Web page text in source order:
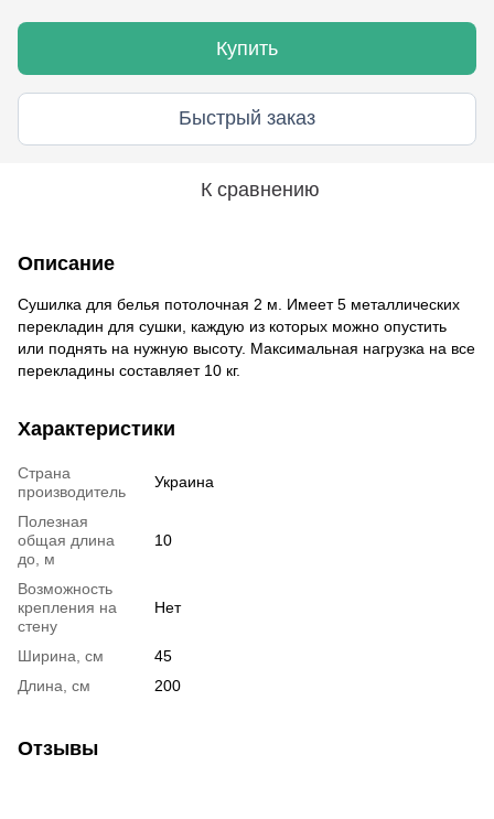
Купить
Быстрый заказ
К сравнению
Описание
Сушилка для белья потолочная 2 м. Имеет 5 металлических
перекладин для сушки, каждую из которых можно опустить
или поднять на нужную высоту. Максимальная нагрузка на все
перекладины составляет 10 кг.
Характеристики
Страна
производитель
Украина
Полезная
общая длина
до, м
10
Возможность
крепления на
стену
Нет
Ширина, см
45
Длина, см
200
Отзывы